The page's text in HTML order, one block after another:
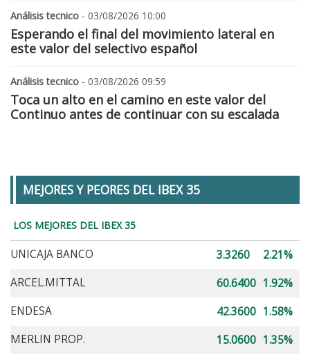
Análisis tecnico - 03/08/2026 10:00
Esperando el final del movimiento lateral en
este valor del selectivo español
Análisis tecnico - 03/08/2026 09:59
Toca un alto en el camino en este valor del
Continuo antes de continuar con su escalada
MEJORES Y PEORES DEL IBEX 35
LOS MEJORES DEL IBEX 35
UNICAJA BANCO 3.3260
2.21%
ARCEL.MITTAL
60.6400 1.92%
ENDESA
42.3600 1.58%
MERLIN PROP.
15.0600 1.35%